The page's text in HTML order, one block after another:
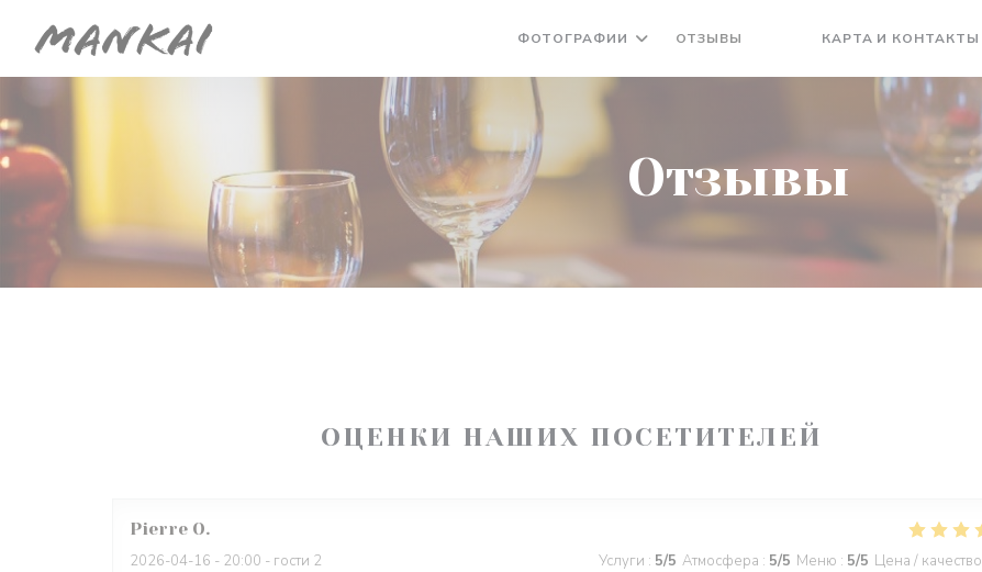
ФОТОГРАФИИ ОТЗЫВЫ КАРТА И КОНТАКТЫ
Отзывы
ОЦЕНКИ НАШИХ ПОСЕТИТЕЛЕЙ
Pierre O
2026-04-16 - 20:00 - гости 2 Услуги : 5/5 Атмосфера : 5/5 Меню : 5/5 Цена / качество